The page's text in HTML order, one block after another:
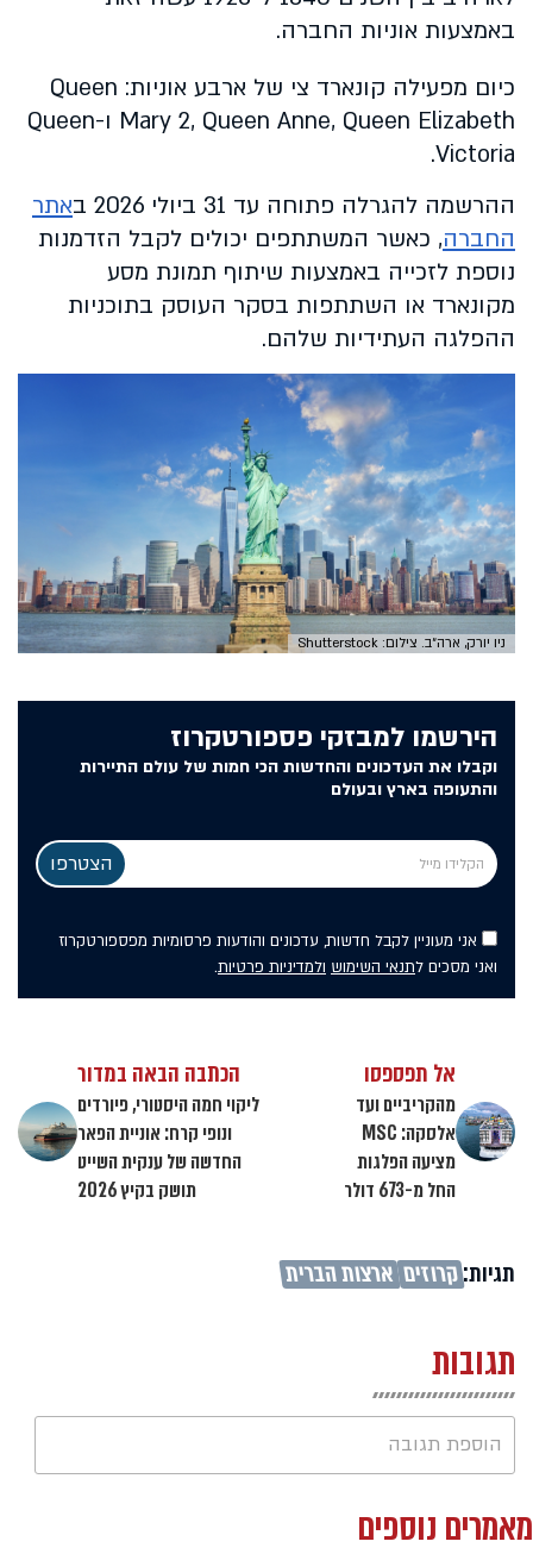
באמצעות אוניות החברה.
כיום מפעילה קונארד צי של ארבע אוניות: Queen
Mary 2, Queen Anne, Queen Elizabeth ו-Queen
Victoria.
ההרשמה להגרלה פתוחה עד 31 ביולי 2026 ב
אתר
החברה, כאשר המשתתפים יכולים לקבל הזדמנות
נוספת לזכייה באמצעות שיתוף תמונת מסע
מקונארד או השתתפות בסקר העוסק בתוכניות
ההפלגה העתידיות שלהם.
ניו יורק, ארה״ב. צילום: Shutterstock
הירשמו למבזקי פספורטקרוז
וקבלו את העדכונים והחדשות הכי חמות של עולם התיירות
והתעופה בארץ ובעולם
אני מעוניין לקבל חדשות, עדכונים והודעות פרסומיות מפספורטקרוז
ואני מסכים לתנאי השימוש ולמדיניות פרטיות.
אל תפספסו
מהקריביים ועד
אלסקה: MSC
מציעה הפלגות
החל מ-673 דולר
הכתבה הבאה במדור
ליקוי חמה היסטורי, פיורדים
ונופי קרח: אוניית הפאר
החדשה של ענקית השייט
תושק בקיץ 2026
תגיות:קרוזים ארצות הברית
תגובות
הוספת תגובה
מאמרים נוספים